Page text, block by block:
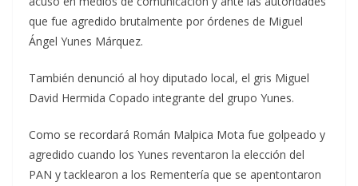
que fue agredido brutalmente por órdenes de Miguel
Ángel Yunes Márquez.
También denunció al hoy diputado local, el gris Miguel
David Hermida Copado integrante del grupo Yunes.
Como se recordará Román Malpica Mota fue golpeado y
agredido cuando los Yunes reventaron la elección del
PAN y tacklearon a los Rementería que se apentontaron